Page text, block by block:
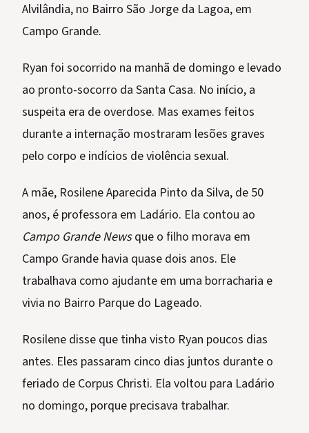
Alvilândia, no Bairro São Jorge da Lagoa, em
Campo Grande.
Ryan foi socorrido na manhã de domingo e levado
ao pronto-socorro da Santa Casa. No início, a
suspeita era de overdose. Mas exames feitos
durante a internação mostraram lesões graves
pelo corpo e indícios de violência sexual.
A mãe, Rosilene Aparecida Pinto da Silva, de 50
anos, é professora em Ladário. Ela contou ao
Campo Grande Newsque o filho morava em
Campo Grande havia quase dois anos. Ele
trabalhava como ajudante em uma borracharia e
vivia no Bairro Parque do Lageado.
Rosilene disse que tinha visto Ryan poucos dias
antes. Eles passaram cinco dias juntos durante o
feriado de Corpus Christi. Ela voltou para Ladário
no domingo, porque precisava trabalhar.